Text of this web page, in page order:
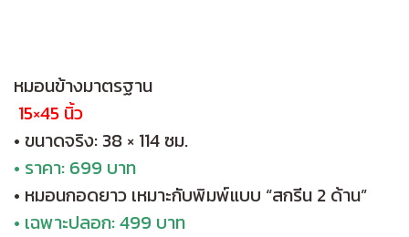
หมอนข้างมาตรฐาน
15×45 นิ้ว
• ขนาดจริง: 38 × 114 ซม.
• ราคา: 699 บาท
• หมอนกอดยาว เหมาะกับพิมพ์แบบ “สกรีน 2 ด้าน”
• เฉพาะปลอก: 499 บาท